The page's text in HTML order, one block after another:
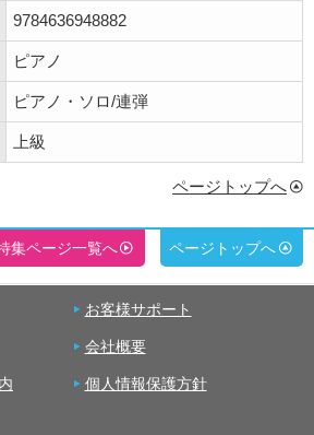
9784636948882
ピアノ
ピアノ・ソロ/連弾
上級
ページトップへ
集ページ一覧へ ページトップへ
お客様サポート
会社概要
個人情報保護方針